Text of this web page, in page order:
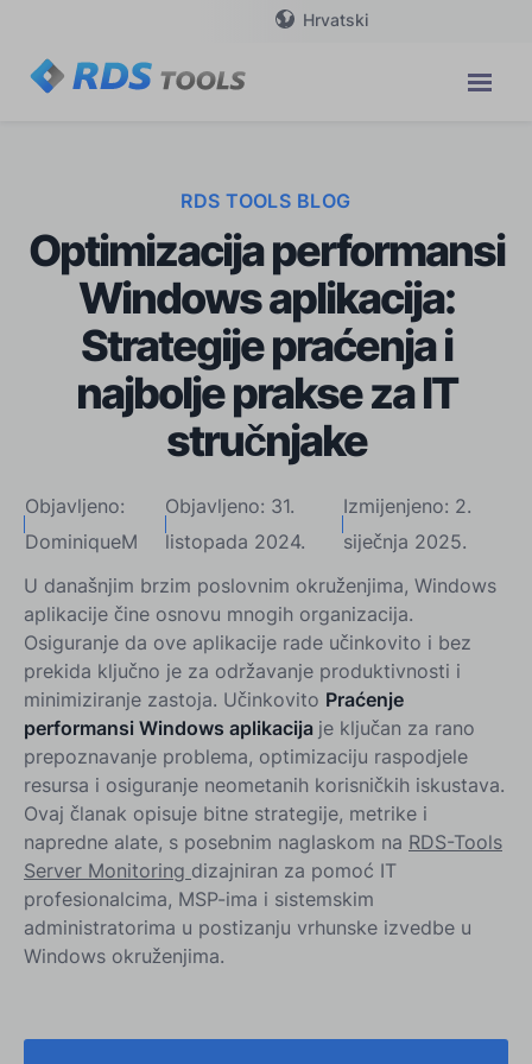
Hrvatski
RDS TOOLS BLOG
Optimizacija performansi
Windows aplikacija:
Strategije praćenja i
najbolje prakse za IT
stručnjake
Objavljeno:
DominiqueM
Objavljeno: 31.
listopada 2024.
Izmijenjeno: 2.
siječnja 2025.
U današnjim brzim poslovnim okruženjima, Windows
aplikacije čine osnovu mnogih organizacija.
Osiguranje da ove aplikacije rade učinkovito i bez
prekida ključno je za održavanje produktivnosti i
minimiziranje zastoja. Učinkovito Praćenje
performansi Windows aplikacija je ključan za rano
prepoznavanje problema, optimizaciju raspodjele
resursa i osiguranje neometanih korisničkih iskustava.
Ovaj članak opisuje bitne strategije, metrike i
napredne alate, s posebnim naglaskom na RDS-Tools
Server Monitoring dizajniran za pomoć IT
profesionalcima, MSP-ima i sistemskim
administratorima u postizanju vrhunske izvedbe u
Windows okruženjima.